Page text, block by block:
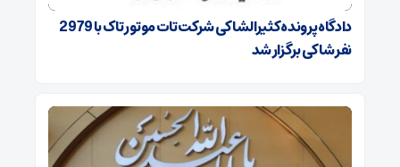
دادگاه پرونده کثیرالشاکی شرکت تات موتور تاک با 2979
نفر شاکی برگزار شد